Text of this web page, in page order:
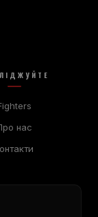
нас